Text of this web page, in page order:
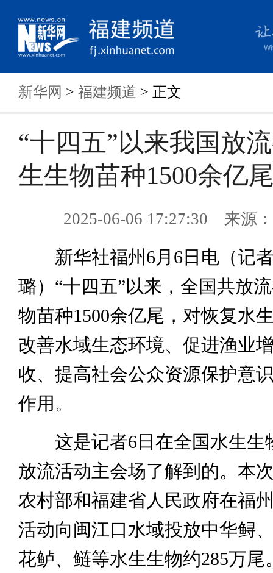
新华网 > 福建频道 > 正文
“十四五”以来我国放
生生物苗种1500余亿
2025-06-06 17:27:30 来源
新华社福州6月6日电（记者
璐）“十四五”以来，全国共放
物苗种1500余亿尾，对恢复水
改善水域生态环境、促进渔业
收、提高社会公众资源保护意
作用。
这是记者6日在全国水生生
放流活动主会场了解到的。本
农村部和福建省人民政府在福
活动向闽江口水域投放中华鲟
花鲈、鲢等水生生物约285万尾